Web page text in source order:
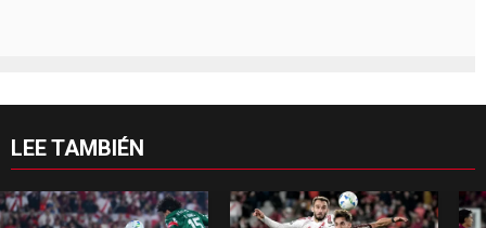
LEE TAMBIÉN